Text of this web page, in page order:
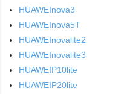
HUAWEInova3
HUAWEInova5T
HUAWEInovalite2
HUAWEInovalite3
HUAWEIP10lite
HUAWEIP20lite